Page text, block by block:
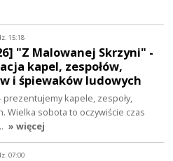
15:18
"Z Malowanej Skrzyni" -
kapel, zespołów,
i śpiewaków ludowych
kapele, zespoły,
Wielka sobota to oczywiście czas
» więcej
07:00